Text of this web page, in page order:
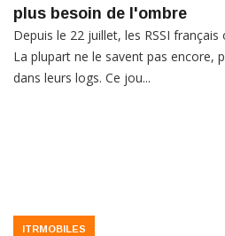
plus besoin de l'ombre
Depuis le 22 juillet, les RSSI
La plupart ne le savent pas encore,
dans leurs logs. Ce jou...
ITRMOBILES